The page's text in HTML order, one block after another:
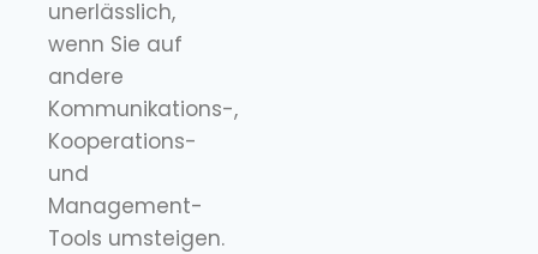
unerlässlich,
wenn Sie auf
andere
Kommunikations-,
Kooperations-
und
Management-
Tools umsteigen.